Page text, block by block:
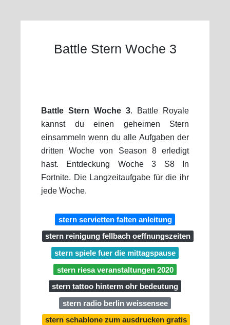
Battle Stern Woche 3
Battle Stern Woche 3. Battle Royale
kannst du einen geheimen Stern
einsammeln wenn du alle Aufgaben der
dritten Woche von Season 8 erledigt
hast. Entdeckung Woche 3 S8 In
Fortnite. Die Langzeitaufgabe für die ihr
jede Woche.
stern servietten falten anleitung
stern reinigung fellbach oeffnungszeiten
stern spiele fuer die mittagspause
stern riesa veranstaltungen 2020
stern tattoo hinterm ohr bedeutung
stern radio berlin weissensee
stern schablone zum ausdrucken gratis